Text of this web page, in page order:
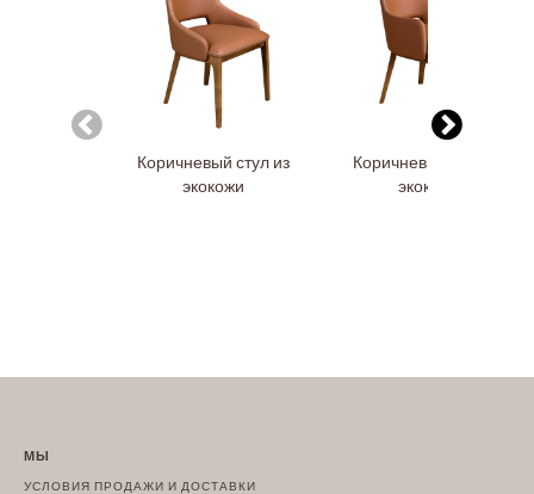
Коричневый стул из
экокожи
Коричневый стул из
экокожи
МЫ
УСЛОВИЯ ПРОДАЖИ И ДОСТАВКИ